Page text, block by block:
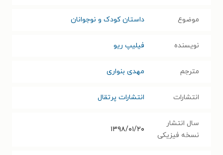
موضوع داستان کودک و نوجوانان
نویسنده فیلیپ ریو
مترجم مهدی بنواری
انتشارات انتشارات پرتقال
سال انتشار
نسخه فیزیکی
۱۳۹۸/۰۱/۲۰